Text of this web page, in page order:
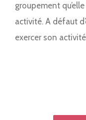
groupement
activité. A défaut
exercer son